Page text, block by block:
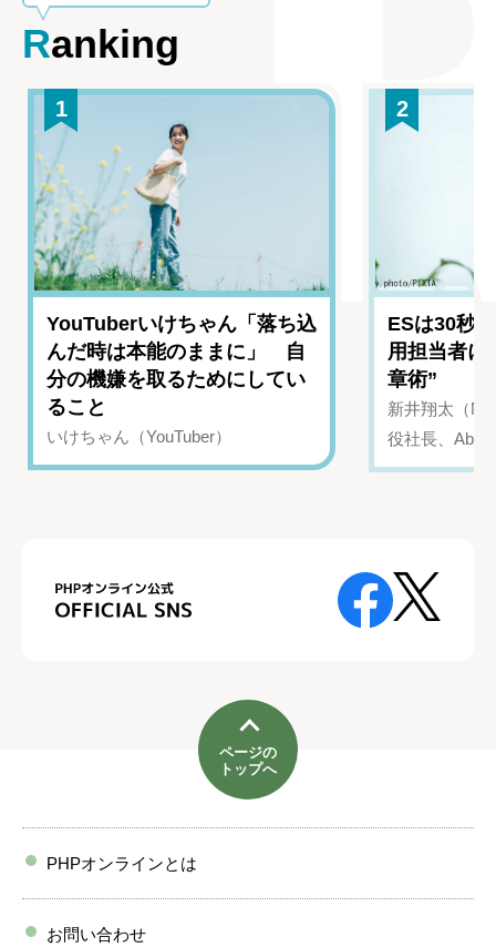
Ranking
1
YouTuberいけちゃん「落ち込
んだ時は本能のままに」 自
分の機嫌を取るためにしてい
ること
いけちゃん（YouTuber）
2
ESは30秒
用担当者に
章術”
新井翔太（
役社長、
ページの
トップへ
PHPオンラインとは
お問い合わせ